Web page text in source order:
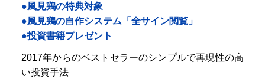
●風見鶏の特典対象
●風見鶏の自作システム「全サイン閲覧」
●投資書籍プレゼント
2017年からのベストセラーのシンプルで再現性の高
い投資手法